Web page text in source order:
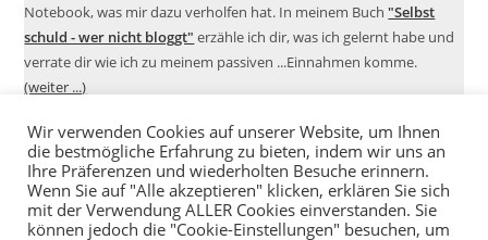
Notebook, was mir dazu verholfen hat. In meinem Buch "Selbst
schuld - wer nicht bloggt" erzähle ich dir, was ich gelernt habe und
verrate dir wie ich zu meinem passiven ...Einnahmen komme.
(weiter ...)
Wir verwenden Cookies auf unserer Website, um Ihnen
die bestmögliche Erfahrung zu bieten, indem wir uns an
Ihre Präferenzen und wiederholten Besuche erinnern.
Wenn Sie auf "Alle akzeptieren" klicken, erklären Sie sich
mit der Verwendung ALLER Cookies einverstanden. Sie
können jedoch die "Cookie-Einstellungen" besuchen, um